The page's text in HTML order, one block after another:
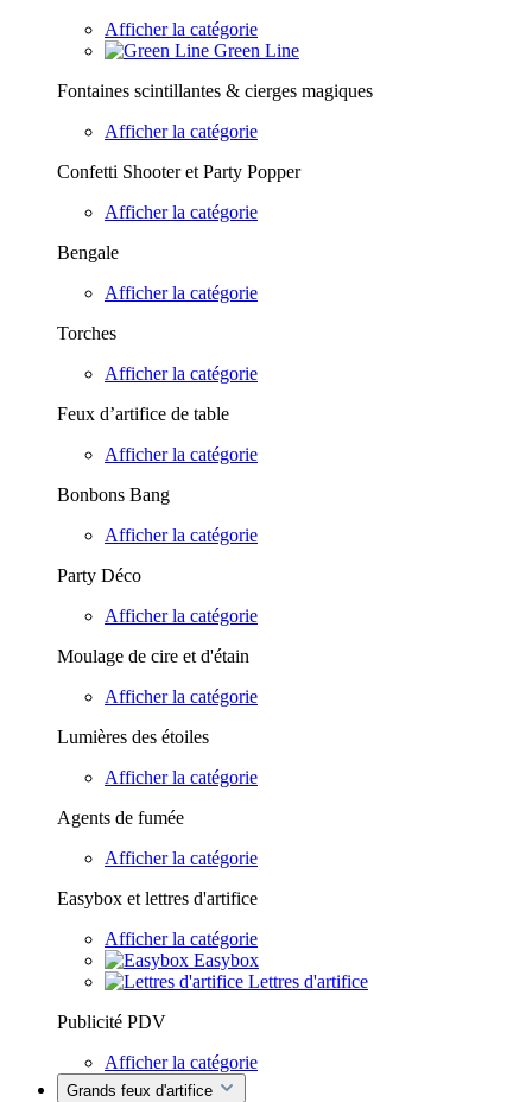
Afficher la catégorie
Green Line
Fontaines scintillantes & cierges magiques
Afficher la catégorie
Confetti Shooter et Party Popper
Afficher la catégorie
Bengale
Afficher la catégorie
Torches
Afficher la catégorie
Feux d’artifice de table
Afficher la catégorie
Bonbons Bang
Afficher la catégorie
Party Déco
Afficher la catégorie
Moulage de cire et d'étain
Afficher la catégorie
Lumières des étoiles
Afficher la catégorie
Agents de fumée
Afficher la catégorie
Easybox et lettres d'artifice
Afficher la catégorie
Easybox
Lettres d'artifice
Publicité PDV
Afficher la catégorie
Grands feux d'artifice